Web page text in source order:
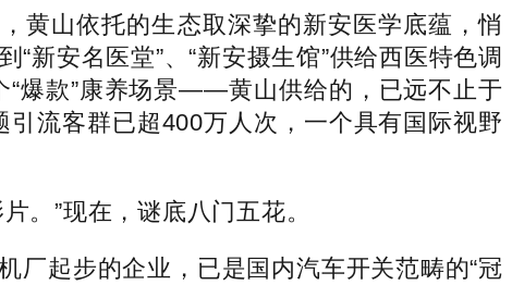
山依托的生态取深挚的新安医学底蕴，悄
新安名医堂”、“新安摄生馆”供给西医特色调
“爆款”康养场景——黄山供给的，已远不止于
流客群已超400万人次，一个具有国际视野
”现在，谜底八门五花。
起步的企业，已是国内汽车开关范畴的“冠